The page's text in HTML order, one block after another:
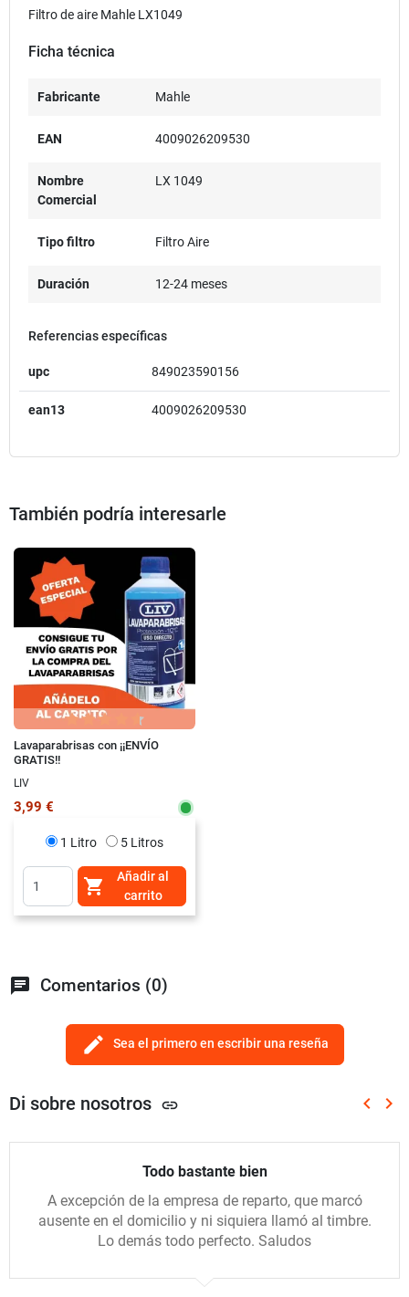
Filtro de aire Mahle LX1049
Ficha técnica
Fabricante Mahle
EAN 4009026209530
Nombre
Comercial
LX 1049
Tipo filtro Filtro Aire
Duración 12-24 meses
Referencias específicas
upc 849023590156
ean13 4009026209530
También podría interesarle
Lavaparabrisas con ¡¡ENVÍO
GRATIS!!
LIV
3,99 €
1 Litro 5 Litros

Añadir al
carrito
chat Comentarios (0)
edit Sea el primero en escribir una reseña
Di sobre nosotros link keyboard_arrow_left keyboard_arrow_right
Todo bastante bien
A excepción de la empresa de reparto, que marcó
ausente en el domicilio y ni siquiera llamó al timbre.
Lo demás todo perfecto. Saludos